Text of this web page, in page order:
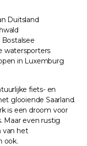
Duitsland
watersporters
in Luxemburg
fiets- en
glooiende Saarland.
is een droom voor
Maar even rustig
van het
ook.